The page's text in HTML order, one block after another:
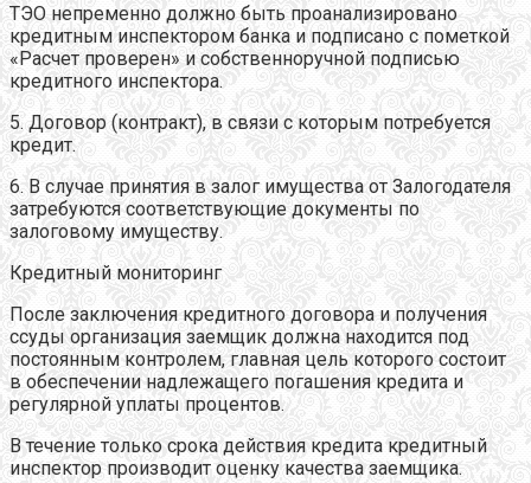
ТЭО непременно должно быть проанализировано
кредитным инспектором банка и подписано с пометкой
«Расчет проверен» и собственноручной подписью
кредитного инспектора.
5. Договор (контракт), в связи с которым потребуется
кредит.
6. В случае принятия в залог имущества от Залогодателя
затребуются соответствующие документы по
залоговому имуществу.
Кредитный мониторинг
После заключения кредитного договора и получения
ссуды организация заемщик должна находится под
постоянным контролем, главная цель которого состоит
в обеспечении надлежащего погашения кредита и
регулярной уплаты процентов.
В течение только срока действия кредита кредитный
инспектор производит оценку качества заемщика.